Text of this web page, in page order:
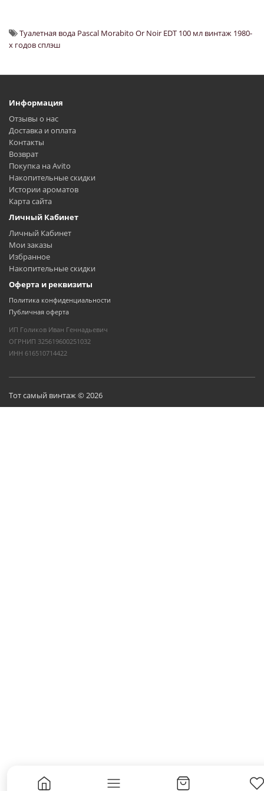
Туалетная вода Pascal Morabito Or Noir EDT 100 мл винтаж 1980-
х годов сплэш
Информация
Отзывы о нас
Доставка и оплата
Контакты
Возврат
Покупка на Avito
Накопительные скидки
Истории ароматов
Карта сайта
Личный Кабинет
Личный Кабинет
Мои заказы
Избранное
Накопительные скидки
Оферта и реквизиты
Политика конфиденциальности
Публичная оферта
ИП Голиков Иван Геннадьевич
ОГРНИП 325619600251032
ИНН 616510714422
Тот самый винтаж © 2026